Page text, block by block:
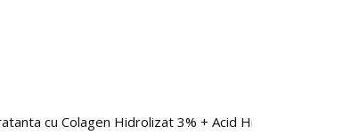
cu Colagen Hidrolizat 3% + Acid Hialuronic 3D